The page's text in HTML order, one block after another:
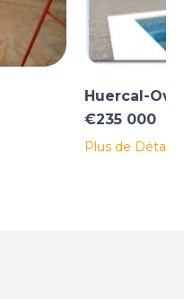
Huercal-
€235 000
Plus de Détails